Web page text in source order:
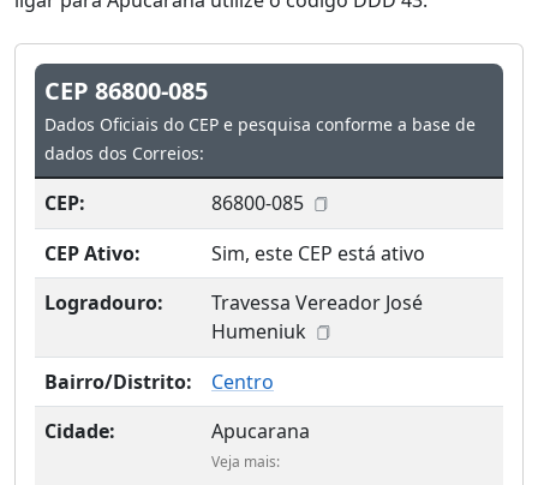
CEP 86800-085
Dados Oficiais do CEP e pesquisa conforme a base de
dados dos Correios:
CEP:
86800-085
CEP Ativo:
Sim, este CEP está ativo
Logradouro:
Travessa Vereador José
Humeniuk
Bairro/Distrito:
Centro
Cidade:
Apucarana
Veja mais: